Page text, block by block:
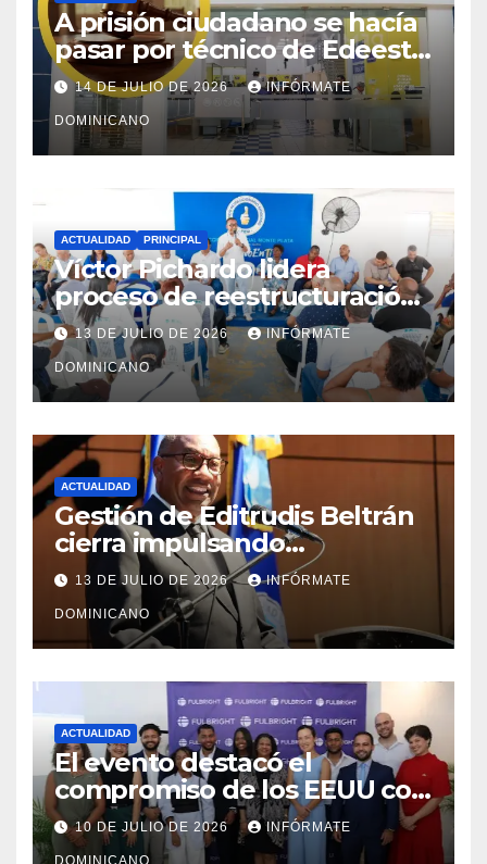
A prisión ciudadano se hacía
pasar por técnico de Edeeste
para estafar a dueños de
comercios
14 DE JULIO DE 2026 INFÓRMATE
DOMINICANO
ACTUALIDAD PRINCIPAL
Víctor Pichardo lidera
proceso de reestructuración
y fortalecimiento del PRM en
Monte Plata
13 DE JULIO DE 2026 INFÓRMATE
DOMINICANO
ACTUALIDAD
Gestión de Editrudis Beltrán
cierra impulsando
modernización, expansión y
transformación institucional
13 DE JULIO DE 2026 INFÓRMATE
DOMINICANO
ACTUALIDAD
El evento destacó el
compromiso de los EEUU con
el liderazgo, la innovación y la
excelencia académica por
10 DE JULIO DE 2026 INFÓRMATE
DOMINICANO